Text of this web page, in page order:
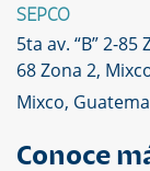
SEPCO
5ta av. “B” 2-
68 Zona 2,
Mixco,
Conoce